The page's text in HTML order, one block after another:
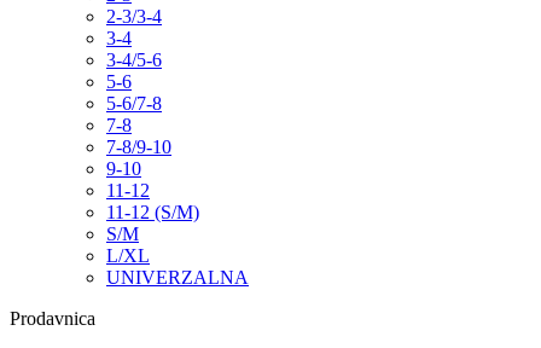
2-3/3-4
3-4
3-4/5-6
5-6
5-6/7-8
7-8
7-8/9-10
9-10
11-12
11-12 (S/M)
S/M
L/XL
UNIVERZALNA
Prodavnica